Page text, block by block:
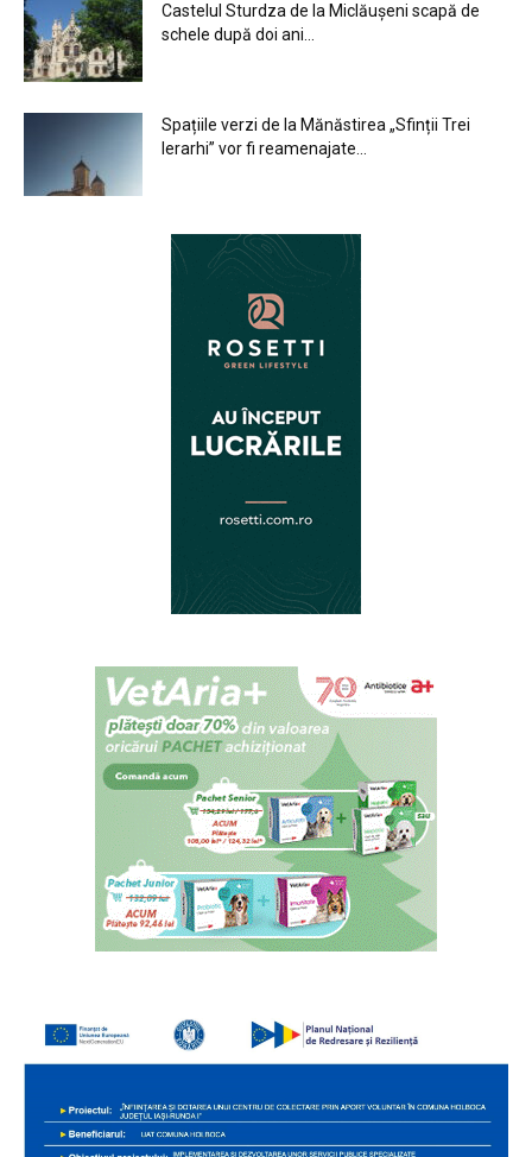
Castelul Sturdza de la Miclăușeni scapă de
schele după doi ani...
Spațiile verzi de la Mănăstirea „Sfinții Trei
Ierarhi” vor fi reamenajate...